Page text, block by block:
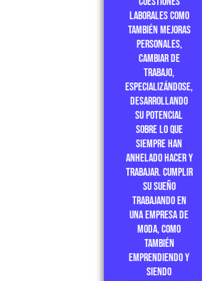
laborales como
también mejoras
personales,
cambiar de
trabajo,
especializándose,
desarrollando
su potencial
sobre lo que
siempre han
anhelado hacer y
trabajar. Cumplir
su sueño
trabajando en
una empresa de
moda, como
también
emprendiendo y
siendo